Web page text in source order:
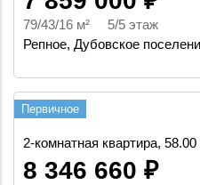
79/43/16 м² 5/5 этаж
Репное, Дубовское
Первичное
2-комнатная квартира, 58.00
8 346 660 ₽